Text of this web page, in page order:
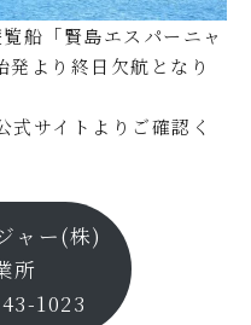
船「賢島エスパーニャ
発より終日欠航となり
式サイト よりご確認く
ャー(株)
所
1023